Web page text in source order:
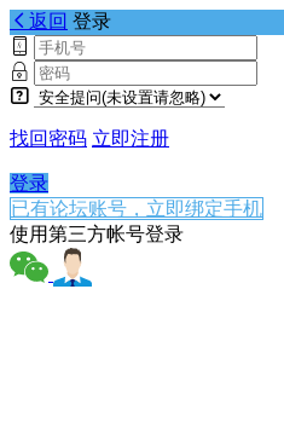
返回 登录
找回密码 立即注册
登录
已有论坛账号，立即绑定手机
使用第三方帐号登录